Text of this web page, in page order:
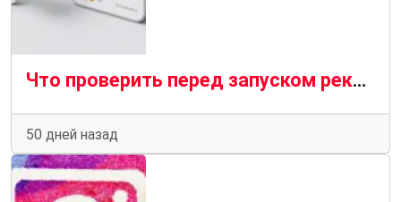
Что проверить перед запуском рекламы в Facebook* в Дубае
50 дней назад